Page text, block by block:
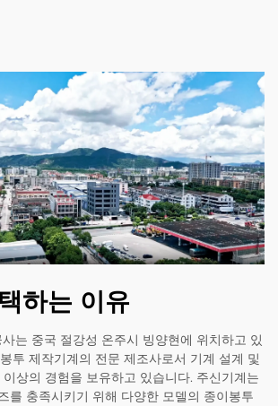
하는 이유
는 중국 절강성 온주시 빙양현에 위치하고 있
투 제작기계의 전문 제조사로서 기계 설계 및
상의 경험을 보유하고 있습니다. 주신기계는
를 충족시키기 위해 다양한 모델의 종이봉투